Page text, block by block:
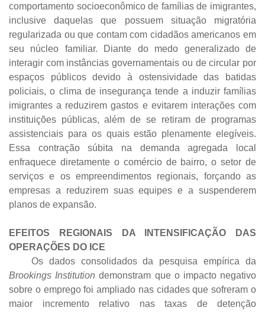
comportamento socioeconômico de famílias de imigrantes,
inclusive daquelas que possuem situação migratória
regularizada ou que contam com cidadãos americanos em
seu núcleo familiar. Diante do medo generalizado de
interagir com instâncias governamentais ou de circular por
espaços públicos devido à ostensividade das batidas
policiais, o clima de insegurança tende a induzir famílias
imigrantes a reduzirem gastos e evitarem interações com
instituições públicas, além de se retiram de programas
assistenciais para os quais estão plenamente elegíveis.
Essa contração súbita na demanda agregada local
enfraquece diretamente o comércio de bairro, o setor de
serviços e os empreendimentos regionais, forçando as
empresas a reduzirem suas equipes e a suspenderem
planos de expansão.
EFEITOS REGIONAIS DA INTENSIFICAÇÃO DAS
OPERAÇÕES DO ICE
Os dados consolidados da pesquisa empírica da
Brookings Institution demonstram que o impacto negativo
sobre o emprego foi ampliado nas cidades que sofreram o
maior incremento relativo nas taxas de detenção